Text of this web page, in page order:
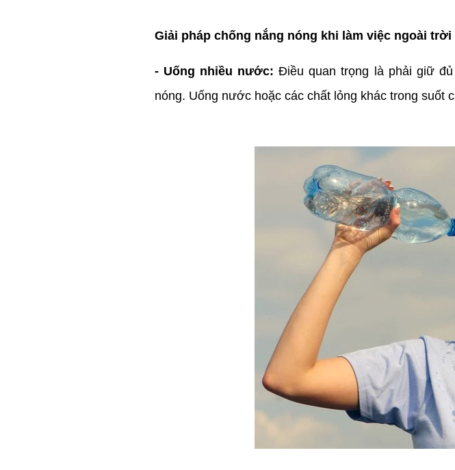
Giải pháp chống nắng nóng khi làm việc ngoài trời
- Uống nhiều nước:Điều quan trọng là phải giữ
nóng. Uống nước hoặc các chất lỏng khác trong suốt